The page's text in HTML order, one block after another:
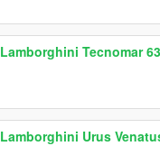
Lamborghini Tecnomar
Lamborghini Urus